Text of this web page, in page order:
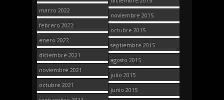
marzo 2022
febrero 2022
enero 2022
diciembre 2021
noviembre 2021
octubre 2021
noviembre 2015
octubre 2015
septiembre 2015
agosto 2015
julio 2015
junio 2015